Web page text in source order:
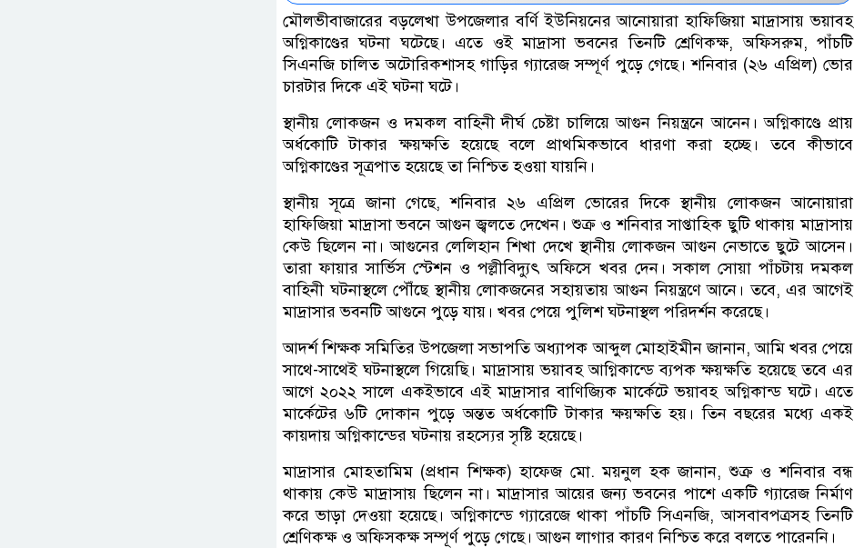
মৌলভীবাজারের বড়লেখা উপজেলার বর্ণি ইউনিয়নের আনোয়ারা হাফিজিয়া মাদ্রাসায় ভয়াবহ
অগ্নিকাণ্ডের ঘটনা ঘটেছে। এতে ওই মাদ্রাসা ভবনের তিনটি শ্রেণিকক্ষ, অফিসরুম, পাঁচটি
সিএনজি চালিত অটোরিকশাসহ গাড়ির গ্যারেজ সম্পূর্ণ পুড়ে গেছে। শনিবার (২৬ এপ্রিল) ভোর
চারটার দিকে এই ঘটনা ঘটে।
স্থানীয় লোকজন ও দমকল বাহিনী দীর্ঘ চেষ্টা চালিয়ে আগুন নিয়ন্ত্রনে আনেন। অগ্নিকাণ্ডে প্রায়
অর্ধকোটি টাকার ক্ষয়ক্ষতি হয়েছে বলে প্রাথমিকভাবে ধারণা করা হচ্ছে। তবে কীভাবে
অগ্নিকাণ্ডের সূত্রপাত হয়েছে তা নিশ্চিত হওয়া যায়নি।
স্থানীয় সূত্রে জানা গেছে, শনিবার ২৬ এপ্রিল ভোরের দিকে স্থানীয় লোকজন আনোয়ারা
হাফিজিয়া মাদ্রাসা ভবনে আগুন জ্বলতে দেখেন। শুক্র ও শনিবার সাপ্তাহিক ছুটি থাকায় মাদ্রাসায়
কেউ ছিলেন না। আগুনের লেলিহান শিখা দেখে স্থানীয় লোকজন আগুন নেভাতে ছুটে আসেন।
তারা ফায়ার সার্ভিস স্টেশন ও পল্লীবিদ্যুৎ অফিসে খবর দেন। সকাল সোয়া পাঁচটায় দমকল
বাহিনী ঘটনাস্থলে পৌঁছে স্থানীয় লোকজনের সহায়তায় আগুন নিয়ন্ত্রণে আনে। তবে, এর আগেই
মাদ্রাসার ভবনটি আগুনে পুড়ে যায়। খবর পেয়ে পুলিশ ঘটনাস্থল পরিদর্শন করেছে।
আদর্শ শিক্ষক সমিতির উপজেলা সভাপতি অধ্যাপক আব্দুল মোহাইমীন জানান, আমি খবর পেয়ে
সাথে-সাথেই ঘটনাস্থলে গিয়েছি। মাদ্রাসায় ভয়াবহ আগ্নিকান্ডে ব্যপক ক্ষয়ক্ষতি হয়েছে তবে এর
আগে ২০২২ সালে একইভাবে এই মাদ্রাসার বাণিজ্যিক মার্কেটে ভয়াবহ অগ্নিকান্ড ঘটে। এতে
মার্কেটের ৬টি দোকান পুড়ে অন্তত অর্ধকোটি টাকার ক্ষয়ক্ষতি হয়। তিন বছরের মধ্যে একই
কায়দায় অগ্নিকান্ডের ঘটনায় রহস্যের সৃষ্টি হয়েছে।
মাদ্রাসার মোহতামিম (প্রধান শিক্ষক) হাফেজ মো. ময়নুল হক জানান, শুক্র ও শনিবার বন্ধ
থাকায় কেউ মাদ্রাসায় ছিলেন না। মাদ্রাসার আয়ের জন্য ভবনের পাশে একটি গ্যারেজ নির্মাণ
করে ভাড়া দেওয়া হয়েছে। অগ্নিকান্ডে গ্যারেজে থাকা পাঁচটি সিএনজি, আসবাবপত্রসহ তিনটি
শ্রেণিকক্ষ ও অফিসকক্ষ সম্পূর্ণ পুড়ে গেছে। আগুন লাগার কারণ নিশ্চিত করে বলতে পারেননি।